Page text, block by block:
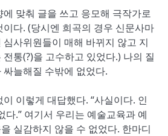
맞춰 글을 쓰고 응모해 극작가로
다. (당시엔 희곡의 경우 신문사마
사위원들이 매해 바뀌지 않고 지
통(?)을 고수하고 있었다.) 나의 질
늘해질 수밖에 없었다.
이렇게 대답했다. “사실이다. 인
다.” 여기서 우리는 예술교육과 예
실감하지 않을 수 없었다. 한마디